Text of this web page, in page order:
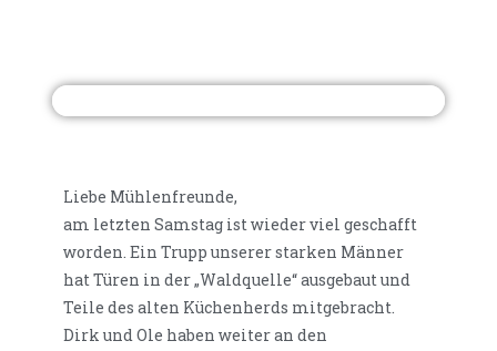
Liebe Mühlenfreunde,
am letzten Samstag ist wieder viel geschafft
worden. Ein Trupp unserer starken Männer
hat Türen in der „Waldquelle“ ausgebaut und
Teile des alten Küchenherds mitgebracht.
Dirk und Ole haben weiter an den